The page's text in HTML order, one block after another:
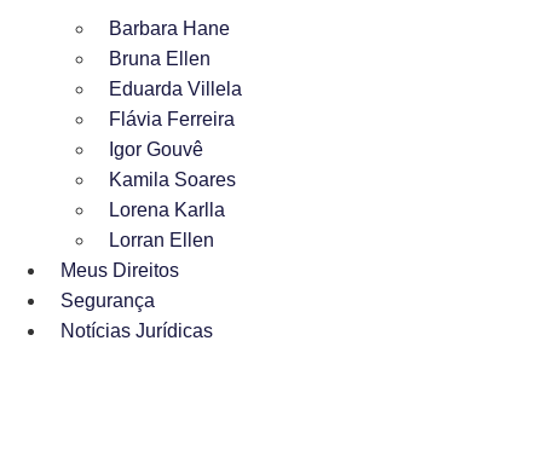
Barbara Hane
Bruna Ellen
Eduarda Villela
Flávia Ferreira
Igor Gouvê
Kamila Soares
Lorena Karlla
Lorran Ellen
Meus Direitos
Segurança
Notícias Jurídicas